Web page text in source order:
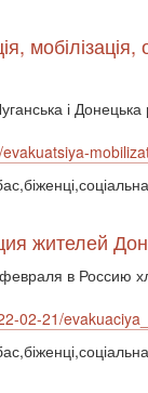
і Донецька
жителей
в Россию
02-21/